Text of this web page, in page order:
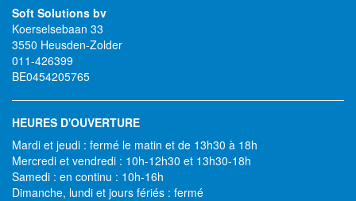
Soft Solutions bv
Koerselsebaan 33
3550 Heusden-Zolder
011-426399
BE0454205765
HEURES D'OUVERTURE
Mardi et jeudi : fermé le matin et de 13h30 à 18h
Mercredi et vendredi : 10h-12h30 et 13h30-18h
Samedi : en continu : 10h-16h
Dimanche, lundi et jours fériés : fermé